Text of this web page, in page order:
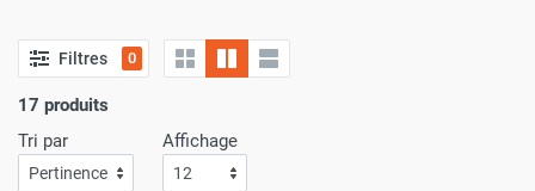
Filtres 0
17 produits
Tri par
Affichage